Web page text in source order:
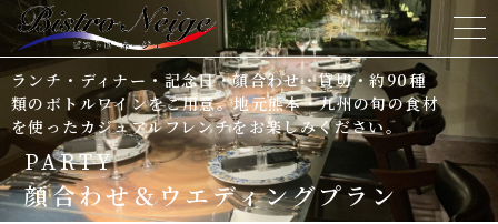
ランチ・ディナー・記念日・顔合わせ・貸切・約90種
類のボトルワインをご用意。地元熊本・九州の旬の食材
を使ったカジュアルフレンチをお楽しみください。
ホーム
ビストロネージュについて
メニュー&ドリンク
PARTY
顔合わせ＆ウエディングプラン